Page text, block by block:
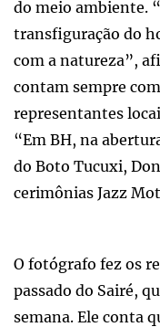
do meio ambiente.
transfiguração do
com a natureza”,
contam sempre
representantes
“Em BH, na
do Boto Tucuxi,
cerimônias Jazz
O fotógrafo fez os
passado do Sairé,
semana. Ele conta